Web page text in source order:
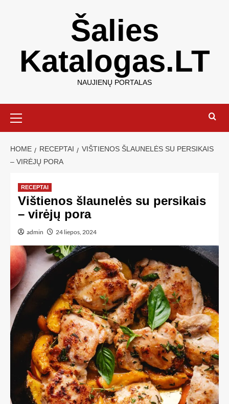
Šalies
Katalogas.LT
NAUJIENŲ PORTALAS
HOME RECEPTAI
VIŠTIENOS ŠLAUNELĖS SU PERSIKAIS
– VIRĖJŲ PORA
RECEPTAI
Vištienos šlaunelės su persikais
– virėjų pora
admin 24 liepos, 2024